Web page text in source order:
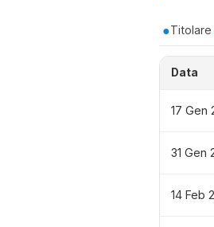
●Titolare
Data
17 Gen
31 Gen
14 Feb